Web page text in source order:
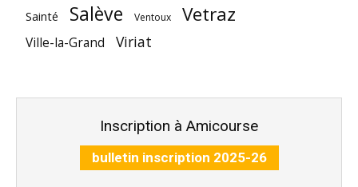
Sainté Salève Ventoux Vetraz
Ville-la-Grand Viriat
Inscription à Amicourse
bulletin inscription 2025-26